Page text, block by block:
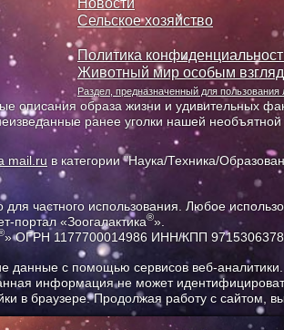
Сельское хозяйство
Политика
Животный мир особым
Раздел, предназначенный для
описания образа жизни и удивительных
ранее уголки нашей
mail.ru в категории "Наука/Техника/
частного использования. Любое
портал «Зоогалактика®».
» ОГРН 1177700014986 ИНН/КПП
данные с помощью сервисов веб-
информация не может
в браузере. Продолжая работу с сайтом,